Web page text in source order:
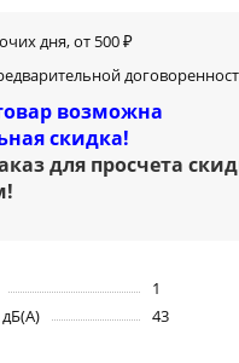
дня, от 500 ₽
возможна
скидка!
для просчета
!
1
43